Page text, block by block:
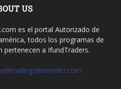
US
es el portal Autorizado de
todos los programas de
pertenecen a IfundTraders.